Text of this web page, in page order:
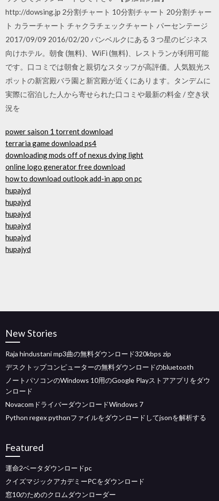
http://dowsing.jp 2分割チャート 10分割チャート 20分割チャー
ト カラーチャート チャクラチェックチャート パーセンテージ
2017/09/09 2016/02/20 バンベルクにある 3 つ星のビジネス
向けホテル。朝食 (無料)、WiFi (無料)、レストランが利用可能
です。口コミでは朝食と親切なスタッフが高評価。人気観光ス
ポットの新宮殿バラ園と新宮殿が近くにあります。タンデムに
実際に宿泊した人から寄せられた口コミや最新の料金 / 空き状
況を
power saison 1 torrent download
terraria game download ps4
downloading mods off of nexus dying light
online logo generator free download
how to download outlook add-in app on pc
hupajyd
hupajyd
hupajyd
hupajyd
hupajyd
hupajyd
New Stories
Raja hindustani mp3曲の無料ダウンロード320kbps zip
デスクトップコンピューターの無料ダウンロードのbluetooth
ノートパソコンのWindows 10用のGoogle Playストアアプリをダウ
ンロード
NovacomドライバーダウンロードWindows 7
Python regex pythonファイルをダウンロードしてjsonを解析する
Featured
運命2ベータダウンロードpc
クイズマジックアカデミーPCをダウンロード
窓10のためのクロムダウンローダー